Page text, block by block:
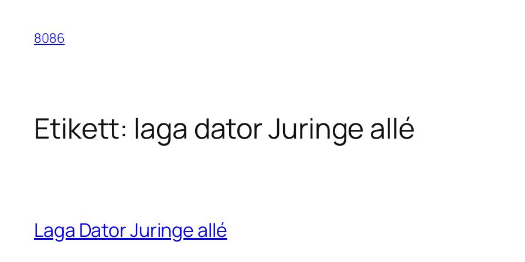
innehåll
8086
Etikett: laga dator Juringe allé
Laga Dator Juringe allé